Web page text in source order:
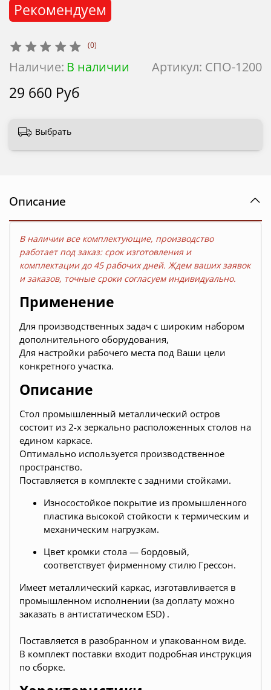
(0)
Артикул: СПО-1200
Наличие: В наличии
Рекомендуем
29 660 Руб
Выбрать
Описание
В наличии все комплектующие, производство
работает под заказ: срок изготовления и
комплектации до 45 рабочих дней. Ждем ваших заявок
и заказов, точные сроки согласуем индивидуально.
Применение
Для производственных задач с широким набором
дополнительного оборудования,
Для настройки рабочего места под Ваши цели
конкретного участка.
Описание
Стол промышленный металлический остров
состоит из 2-х зеркально расположенных столов на
едином каркасе.
Оптимально используется производственное
пространство.
Поставляется в комплекте с задними стойками.
Износостойкое покрытие из промышленного
пластика высокой стойкости к термическим и
механическим нагрузкам.
Цвет кромки стола — бордовый,
соответствует фирменному стилю Грессон.
Имеет металлический каркас, изготавливается в
промышленном исполнении (за доплату можно
заказать в антистатическом ESD) .
Поставляется в разобранном и упакованном виде.
В комплект поставки входит подробная инструкция
по сборке.